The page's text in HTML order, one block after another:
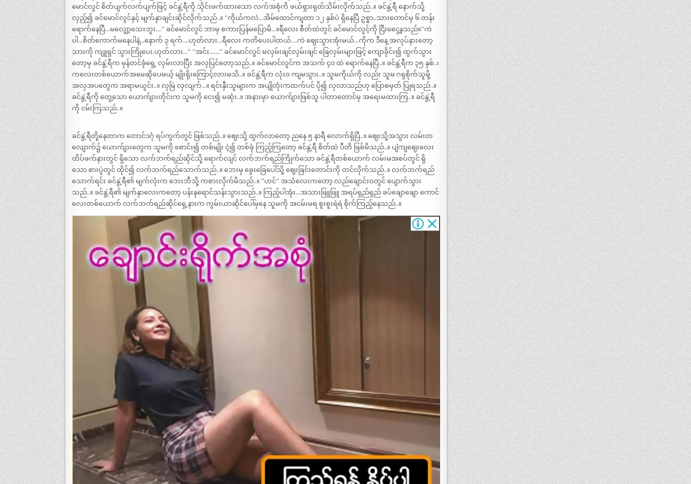
မောင်လွင် စိတ်ပျက်လက်ပျက်ဖြင့် ခင်နွဲ့ရီကို သိုင်းဖက်ထားသော လက်အစုံကိ ဖယ်ရှားရုတ်သိမ်းလိုက်သည်..။ ခင်နွဲ့ရီ နောက်သို့
လှည့်၍ ခင်မောင်လွင်နှင့် မျက်နှာချင်းဆိုင်လိုက်သည်..။ “ကိုယ်ကလဲ…အိမ်ထောင်ကျတာ ၁၂ နှစ်ပဲ ရှိနေပြီ ဥစ္စာ..သားတောင်မှ ၆ တန်း
ရောက်နေပြီ…မလျှော့သေးဘူး….“ ခင်မောင်လွင် ဘာမှ စကားပြန်မပြောမိ…။ရီလေး စီတ်ထဲတွင် ခင်မောင်လွင့်ကို ငြီးငွေေ့နသည်။“ကဲ
ပါ…စိတ်ကောက်မနေပါနဲ့…နောက် ၃ ရက်….ဟုတ်လား…ရီလေး ကတိပေးပါတယ်….ကဲ ဈေးသွားအုံးမယ်…ကိုက ဒီနေ့ အလုပ်နားတော့
သားကို ကျူရှင် သွားကြိုပေး.ဟုတ်လား…“ “အင်း…….“ ခင်မောင်လွင် မလှမ်းချင်လှမ်းချင် ခြေလှမ်းများဖြင့် ကျောခိုင်း၍ ထွက်သွား
တော့မှ ခင်နွဲ့ရီက မှန်တင်ခုံရှေ့ လှမ်းလာပြီး အလှပြင်တော့သည်..။ ခင်မောင်လွင်က အသက် ၄၀ ထဲ ရောက်နေပြီ..။ ခင်နွဲ့ရီက ၃၅ နှစ်..၊
ကလေးတစ်ယောက်အမေဆိုပေမယ့် မျိုးရိုးကြောင့်လားမသိ..။ ခင်နွဲ့ရီက လုံးဝ ကျမသွား..။ သူမကိုယ်ကို လည်း သူမ ဂရုစိုက်သူမို့
အလှအပတွေက အရာမယွင်း..။ လှမြဲ လှလျက်…။ ရင်းနှီးသူများက အပျိုတုံးကထက်ပင် ပို၍ လှလာသည်ဟု ပြောစမှတ် ပြုရသည်..။
ခင်နွဲ့ရီကို တွေ့သော ယောက်ျားတိုင်းက သူမကို ငေး၍ မဆုံး..။ အနားမှာ ယောက်ျားဖြစ်သူ ပါတာတောင်မှ အရေးမထားကြ..။ ခင်နွဲ့ရီ
ကို ငမ်းကြသည်..။
ခင်နွဲ့ရီတို့နေတာက တောင်ဒဂုံ ရပ်ကွက်တွင် ဖြစ်သည်..။ ဈေးသို့ ထွက်လာတော့ ညနေ ၅ နာရီ လောက်ရှိပြီ..။ ဈေးသို့အသွား လမ်းတ
လျောက်၌ ယောက်ျားတွေက သူမကို စောင်း၍ တစ်မျိုး ငဲ့၍ တစ်ဖုံ ကြည့်ကြတော့ ခင်နွဲ့ရီ စိတ်ထဲ ပီတိ ဖြစ်မိသည်..။ ပျံကျဈေးလေး
ထိပ်ဖက်နားတွင် ရှိသော လက်ဘက်ရည်ဆိုင်သို့ ရောက်လျင် လက်ဘက်ရည်ကြိုက်သော ခင်နွဲ့ရီတစ်ယောက် လမ်းမအစပ်တွင် ရှိ
သော စားပွဲတွင် ထိုင်၍ လက်ဘက်ရည်သောက်သည်..။ ဘေးမှ ခွေးခြေပေါ်သို့ ဈေးခြင်းတောင်းကို တင်လိုက်သည်..။ လက်ဘက်ရည်
သောက်ရင်း ခင်နွဲ့ရီ၏ မျက်လုံးက ဘေးဘီသို့ ကစားလိုက်မိသည်..။ “ဟင်“ အသံလေးကတော့ လည်ချောင်းဝတွင် ပျောက်သွား
သည်..။ ခင်နွဲ့ရီ၏ မျက်နှာလေးကတော့ ပန်းနုရောင်သန်းသွားသည်..။ ကြည့်ပါအုံး…အသားဖြူဖြူ အရပ်ရှည်ရှည် ခပ်ချောချော ကောင်
လေးတစ်ယောက် လက်ဘက်ရည်ဆိုင်ရှေ့နားက ကွမ်းယာဆိုင်ပေါ်မှနေ သူမကို အငမ်းမရ စူးစူးရဲရဲ စိုက်ကြည့်နေသည်..။